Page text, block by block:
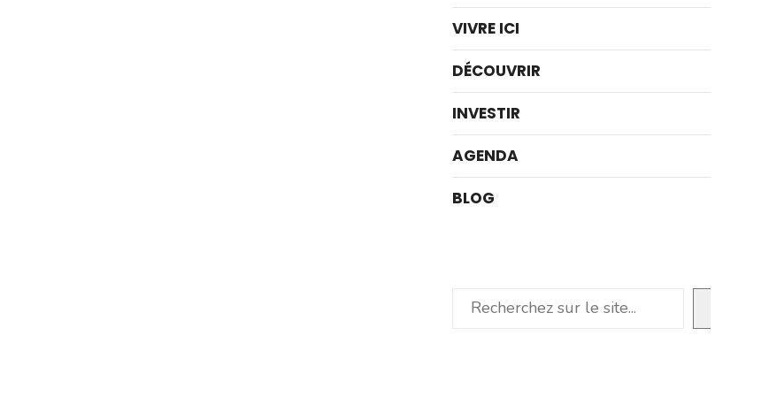
VIVRE ICI
DÉCOUVRIR
INVESTIR
AGENDA
BLOG
Rechercher